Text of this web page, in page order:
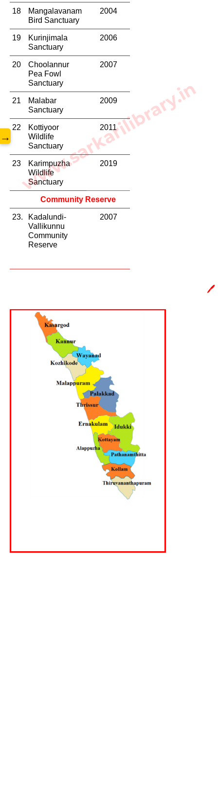
18
Mangalavanam
Bird Sanctuary
2004
19
Kurinjimala
Sanctuary
2006
20
Choolannur
Pea Fowl
Sanctuary
2007
21
Malabar
Sanctuary
2009
22
Kottiyoor
Wildlife
Sanctuary
2011
23
Karimpuzha
Wildlife
Sanctuary
2019
Community Reserve
23.
Kadalundi-
Vallikunnu
Community
Reserve
2007
www.sarkarilibrary.in
→
🖊️